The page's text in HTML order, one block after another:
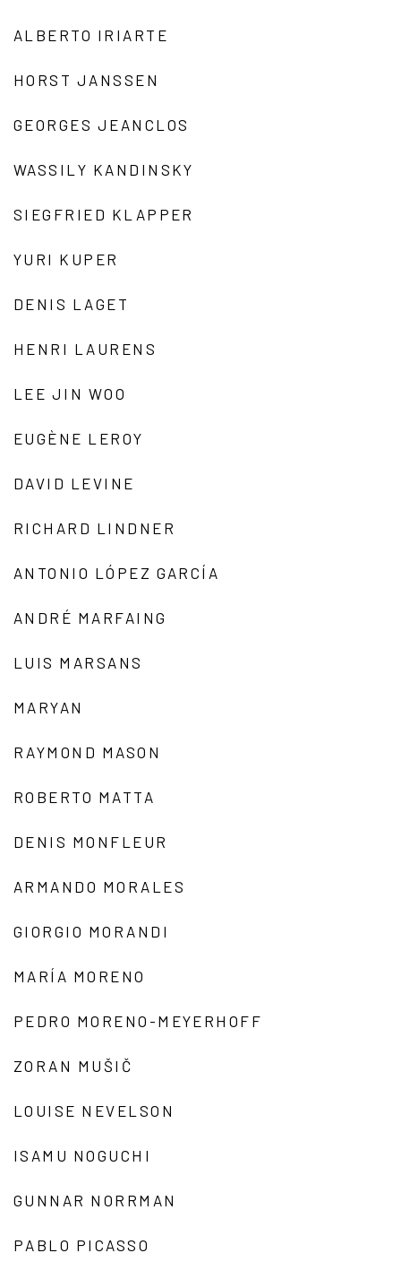
ALBERTO IRIARTE
HORST JANSSEN
GEORGES JEANCLOS
WASSILY KANDINSKY
SIEGFRIED KLAPPER
YURI KUPER
DENIS LAGET
HENRI LAURENS
LEE JIN WOO
EUGÈNE LEROY
DAVID LEVINE
RICHARD LINDNER
ANTONIO LÓPEZ GARCÍA
ANDRÉ MARFAING
LUIS MARSANS
MARYAN
RAYMOND MASON
ROBERTO MATTA
DENIS MONFLEUR
ARMANDO MORALES
GIORGIO MORANDI
MARÍA MORENO
PEDRO MORENO-MEYERHOFF
ZORAN MUŠIČ
LOUISE NEVELSON
ISAMU NOGUCHI
GUNNAR NORRMAN
PABLO PICASSO